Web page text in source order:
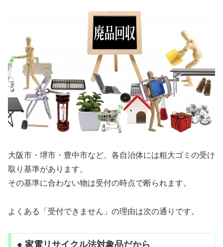
大阪市・堺市・豊中市など、各自治体には粗大ゴミの受け
取り基準があります。
その基準に合わない物は受付の時点で断られます。
よくある「受付できません」の理由は次の通りです。
● 家電リサイクル法対象品だから